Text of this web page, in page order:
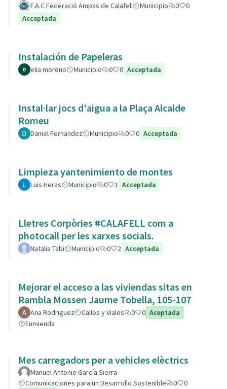
F.A.C Federació Ampas de Calafell Municipio 0
0
Acceptada
Instalación de Papeleras
elia moreno Municipio 0 0 Acceptada
Instal·lar jocs d'aigua a la Plaça Alcalde
Romeu
Daniel Fernandez Municipio 0 0 Acceptada
Limpieza yantenimiento de montes
Luis Heras Municipio 0 1 Acceptada
Lletres Corpòries #CALAFELL com a
photocall per les xarxes socials.
Natalia Tabi Municipio 0 2 Acceptada
Mejorar el acceso a las viviendas sitas en
Rambla Mossen Jaume Tobella, 105-107
Ana Rodriguez Calles y Viales 0 0 Aceptada
Enmienda
Mes carregadors per a vehicles elèctrics
Manuel Antonio García Sierra
Comunicaciones para un Desarrollo Sostenible
0
0